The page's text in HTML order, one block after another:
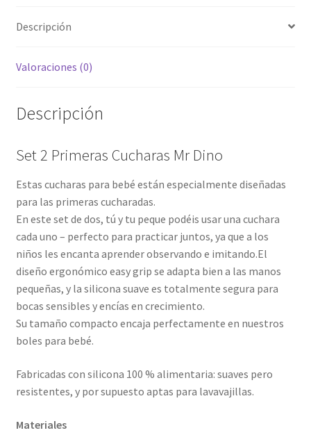
Descripción
Valoraciones (0)
Descripción
Set 2 Primeras Cucharas Mr Dino
Estas cucharas para bebé están especialmente diseñadas
para las primeras cucharadas.
En este set de dos, tú y tu peque podéis usar una cuchara
cada uno – perfecto para practicar juntos, ya que a los
niños les encanta aprender observando e imitando.El
diseño ergonómico easy grip se adapta bien a las manos
pequeñas, y la silicona suave es totalmente segura para
bocas sensibles y encías en crecimiento.
Su tamaño compacto encaja perfectamente en nuestros
boles para bebé.
Fabricadas con silicona 100 % alimentaria: suaves pero
resistentes, y por supuesto aptas para lavavajillas.
Materiales